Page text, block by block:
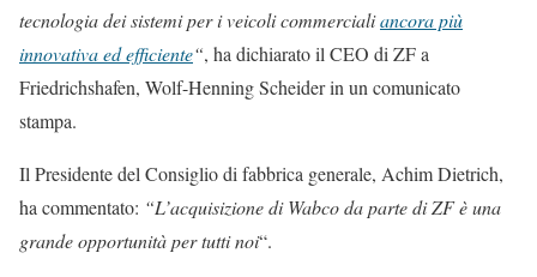
tecnologia dei sistemi per i veicoli commercialiancora più
innovativa ed efficiente“, ha dichiarato il CEO di ZF a
Friedrichshafen, Wolf-Henning Scheider in un comunicato
stampa.
Il Presidente del Consiglio di fabbrica generale, Achim Dietrich,
ha commentato: “L’acquisizione di Wabco da parte di ZF è una
grande opportunità per tutti noi“.